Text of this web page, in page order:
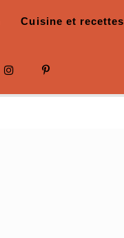
Cuisine et recettes